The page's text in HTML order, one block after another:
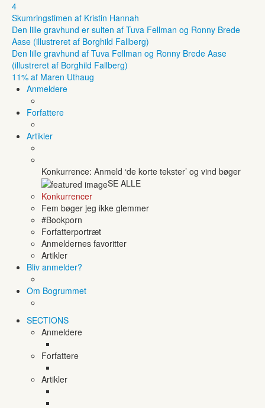
4
Skumringstimen af Kristin Hannah
Den lille gravhund er sulten af Tuva Fellman og Ronny Brede
Aase (illustreret af Borghild Fallberg)
Den lille gravhund af Tuva Fellman og Ronny Brede Aase
(illustreret af Borghild Fallberg)
11% af Maren Uthaug
Anmeldere
Forfattere
Artikler
Konkurrence: Anmeld ‘de korte tekster’ og vind bøger
SE ALLE
Konkurrencer
Fem bøger jeg ikke glemmer
#Bookporn
Forfatterportræt
Anmeldernes favoritter
Artikler
Bliv anmelder?
Om Bogrummet
SECTIONS
Anmeldere
Forfattere
Artikler